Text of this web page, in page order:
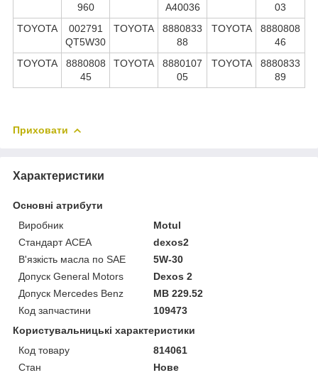
960
A40036
03
TOYOTA
002791
QT5W30
TOYOTA
8880833
88
TOYOTA
8880808
46
TOYOTA
8880808
45
TOYOTA
8880107
05
TOYOTA
8880833
89
Приховати
Характеристики
Основні атрибути
Виробник
Motul
Стандарт ACEA
dexos2
В'язкість масла по SAE
5W-30
Допуск General Motors
Dexos 2
Допуск Mercedes Benz
MB 229.52
Код запчастини
109473
Користувальницькі характеристики
Код товару
814061
Стан
Нове